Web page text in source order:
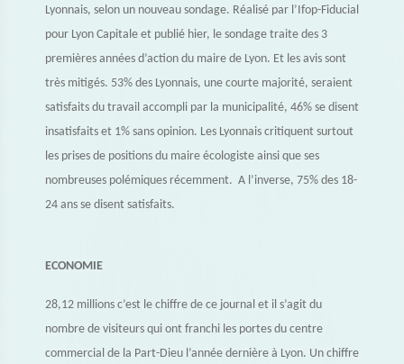
Lyonnais, selon un nouveau sondage. Réalisé par l’Ifop-Fiducial
pour Lyon Capitale et publié hier, le sondage traite des 3
premières années d’action du maire de Lyon. Et les avis sont
très mitigés. 53% des Lyonnais, une courte majorité, seraient
satisfaits du travail accompli par la municipalité, 46% se disent
insatisfaits et 1% sans opinion. Les Lyonnais critiquent surtout
les prises de positions du maire écologiste ainsi que ses
nombreuses polémiques récemment. A l’inverse, 75% des 18-
24 ans se disent satisfaits.
ECONOMIE
28,12 millions c’est le chiffre de ce journal et il s’agit du
nombre de visiteurs qui ont franchi les portes du centre
commercial de la Part-Dieu l’année dernière à Lyon. Un chiffre